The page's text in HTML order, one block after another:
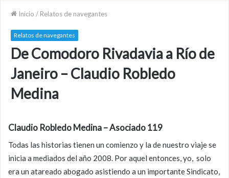
Inicio / Relatos de navegantes
Relatos de navegantes
De Comodoro Rivadavia a Río de
Janeiro – Claudio Robledo
Medina
Claudio Robledo Medina – Asociado 119
Todas las historias tienen un comienzo y la de nuestro viaje se
inicia a mediados del año 2008. Por aquel entonces, yo, solo
era un atareado abogado asistiendo a un importante Sindicato,